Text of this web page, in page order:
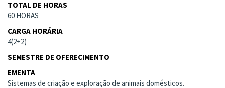
TOTAL DE HORAS
60 HORAS
CARGA HORÁRIA
4(2+2)
SEMESTRE DE OFERECIMENTO
EMENTA
Sistemas de criação e exploração de animais domésticos.